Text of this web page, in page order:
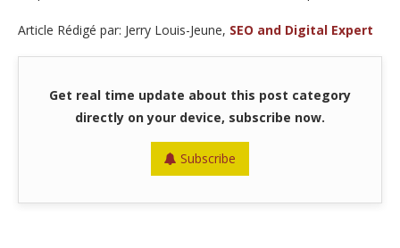
Article Rédigé par: Jerry Louis-Jeune, SEO and Digital Expert
Get real time update about this post category
directly on your device, subscribe now.
Subscribe